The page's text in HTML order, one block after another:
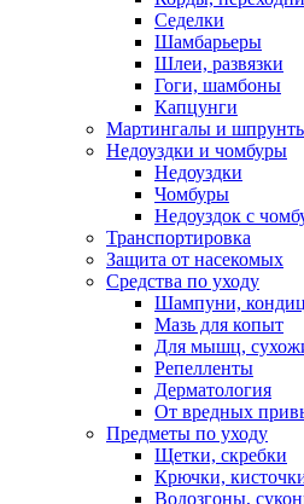
Седелки
Шамбарьеры
Шлеи, развязки
Гоги, шамбоны
Капцунги
Мартингалы и
Недоуздки и чомбуры
Недоуздки
Чомбуры
Недоуздок с
Транспортировка
Защита от насекомых
Средства по уходу
Шампуни,
Мазь для копыт
Для мышц,
Репелленты
Дерматология
От вредных
Предметы по уходу
Щетки, скребки
Крючки,
Водозгоны,